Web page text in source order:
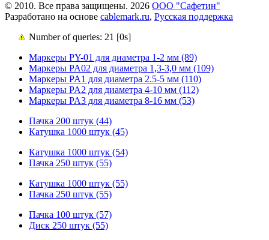
© 2010. Все права защищены. 2026 ООО "Сафетин"
Разработано на основе cablemark.ru, Русская поддержка
Number of queries: 21 [0s]
Маркеры PY-01 для диаметра 1-2 мм (89)
Маркеры PA02 для диаметра 1,3-3,0 мм (109)
Маркеры PA1 для диаметра 2.5-5 мм (110)
Маркеры PA2 для диаметра 4-10 мм (112)
Маркеры PA3 для диаметра 8-16 мм (53)
Пачка 200 штук (44)
Катушка 1000 штук (45)
Катушка 1000 штук (54)
Пачка 250 штук (55)
Катушка 1000 штук (55)
Пачка 250 штук (55)
Пачка 100 штук (57)
Диск 250 штук (55)